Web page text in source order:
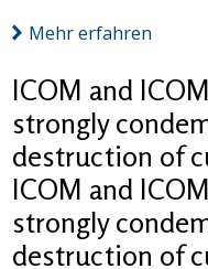
Mehr erfahren
ICOM and
strongly
destruction of
ICOM and
strongly
destruction of